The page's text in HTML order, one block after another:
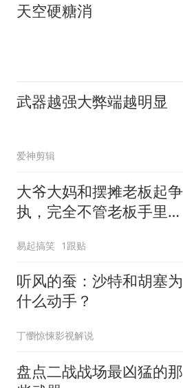
天空硬糖消
武器越强大弊端越明显
爱神剪辑
大爷大妈和摆摊老板起争
执，完全不管老板手里武
易起搞笑 1跟贴
听风的蚕：沙特和胡塞为
什么动手？
丁懰惊悚影视解说
盘点二战战场最凶猛的那